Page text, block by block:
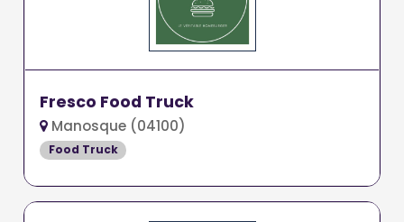
Fresco Food Truck
Manosque (04100)
Food Truck